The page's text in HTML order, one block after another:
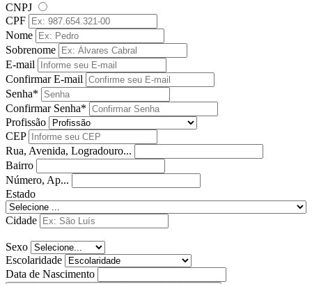
CNPJ
CPF
Nome
Sobrenome
E-mail
Confirmar E-mail
Senha*
Confirmar Senha*
Profissão
CEP
Rua, Avenida, Logradouro...
Bairro
Número, Ap...
Estado
Cidade
Sexo
Escolaridade
Data de Nascimento